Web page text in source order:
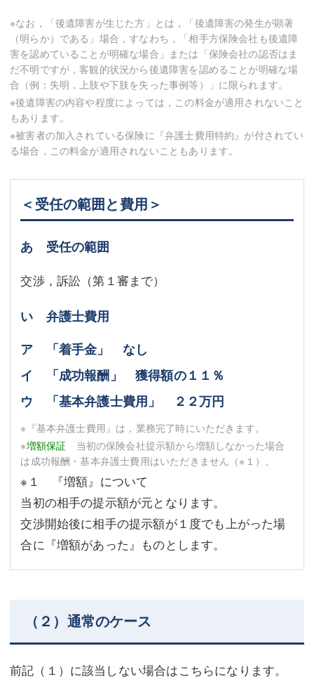
※なお，「後遺障害が生じた方」とは，「後遺障害の発生が顕著
（明らか）である」場合，すなわち，「相手方保険会社も後遺障
害を認めていることが明確な場合」または「保険会社の認否はま
だ不明ですが，客観的状況から後遺障害を認めることが明確な場
合（例：失明，上肢や下肢を失った事例等）」に限られます。
※後遺障害の内容や程度によっては，この料金が適用されないこと
もあります。
※被害者の加入されている保険に『弁護士費用特約』が付されてい
る場合，この料金が適用されないこともあります。
＜受任の範囲と費用＞
あ 受任の範囲
交渉，訴訟（第１審まで）
い 弁護士費用
ア 「着手金」 なし
イ 「成功報酬」 獲得額の１１％
ウ 「基本弁護士費用」 ２２万円
※『基本弁護士費用』は，業務完了時にいただきます。
※増額保証 当初の保険会社提示額から増額しなかった場合
は成功報酬・基本弁護士費用はいただきません （※１） 。
※１ 『増額』について
当初の相手の提示額が元となります。
交渉開始後に相手の提示額が１度でも上がった場
合に『増額があった』ものとします。
（２）通常のケース
前記（１）に該当しない場合はこちらになります。